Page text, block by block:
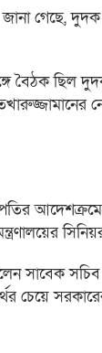
গেছে,
ছিল দুদক
সাবেক
সরকারের